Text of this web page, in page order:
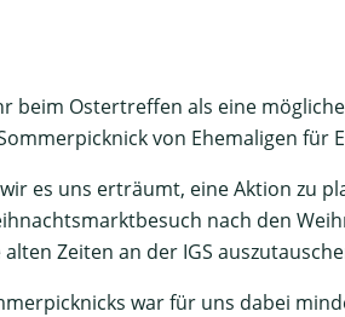
beim Ostertreffen als eine
von Ehemaligen für
es uns erträumt, eine Aktion zu
nach den
Zeiten an der IGS
war für uns dabei